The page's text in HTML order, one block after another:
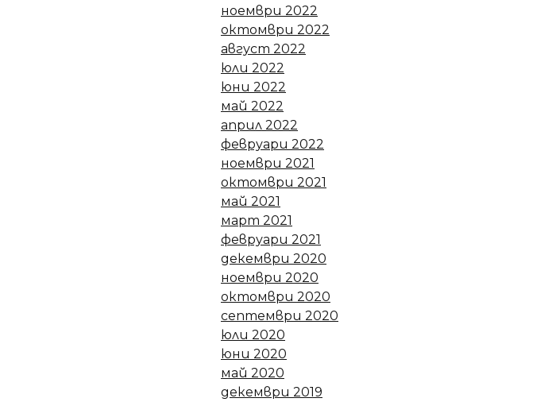
ноември 2022
октомври 2022
август 2022
юли 2022
юни 2022
май 2022
април 2022
февруари 2022
ноември 2021
октомври 2021
май 2021
март 2021
февруари 2021
декември 2020
ноември 2020
октомври 2020
септември 2020
юли 2020
юни 2020
май 2020
декември 2019